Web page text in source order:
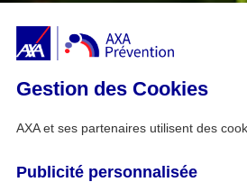
Gestion des Cookies
AXA et ses partenaires utilisent des
Publicité personnalisée